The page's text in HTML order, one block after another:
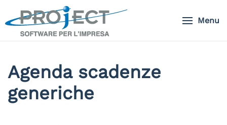
Skip to main content
Menu
Agenda scadenze
generiche